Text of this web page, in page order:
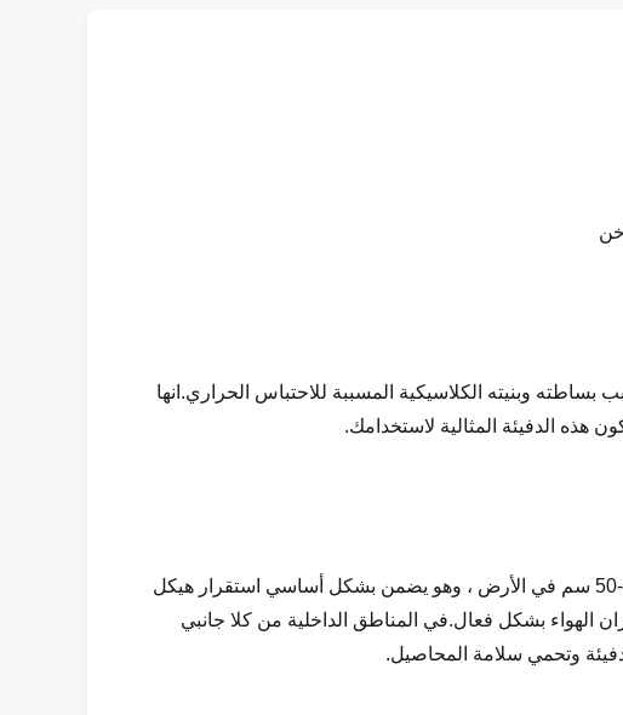
وبنيته الكلاسيكية المسببة للاحتباس الحراري.انها
هذه الدفيئة المثالية لاستخدامك.
يستخدم البيت الزجاجي هيكل نفق.يغرق القوس بحوالي 30-50 سم تحت الأرض من كل جانب.يتم إدخاله بعمق 30-50 سم في الأرض ، وهو يضمن بشكل أساسي استقرار هيكل
الهواء بشكل فعال.في المناطق الداخلية من كلا جانبي